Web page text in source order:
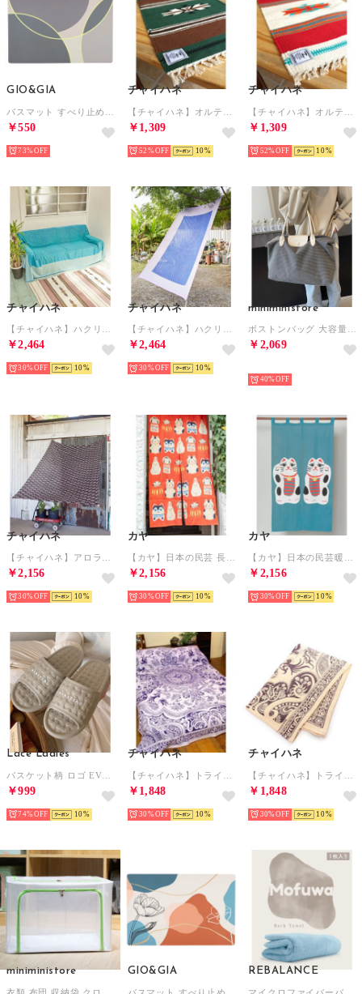
GIO&GIA
￥550
73%
チャイハネ
￥1,309
52% 10
チャイハネ
￥1,309
52% 10
チャイハネ
￥2,464
30% 10
チャイハネ
￥2,464
30% 10
miniministore
￥2,069
40%
チャイハネ
￥2,156
30% 10
カヤ
￥2,156
30% 10
カヤ
￥2,156
30% 10
Lace Ladies
￥999
74% 10
チャイハネ
￥1,848
30% 10
チャイハネ
￥1,848
30% 10
miniministore GIO&GIA REBALANCE